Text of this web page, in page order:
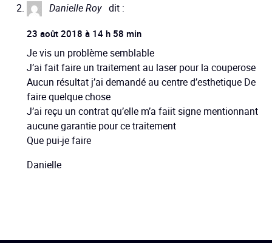
Danielle Roy dit :
23 août 2018 à 14 h 58 min
Je vis un problème semblable
J’ai fait faire un traitement au laser pour la couperose
Aucun résultat j’ai demandé au centre d’esthetique De
faire quelque chose
J’ai reçu un contrat qu’elle m’a faiit signe mentionnant
aucune garantie pour ce traitement
Que pui-je faire
Danielle